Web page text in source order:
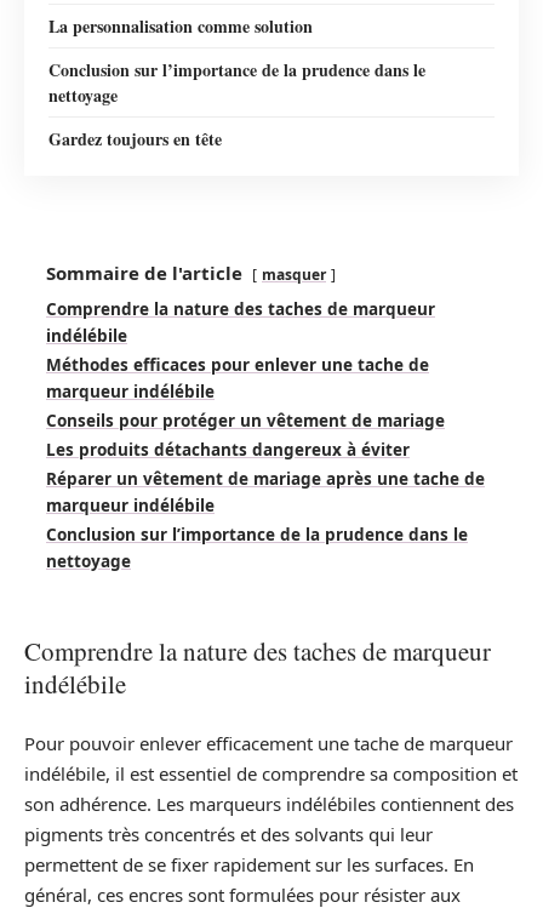
La personnalisation comme solution
Conclusion sur l’importance de la prudence dans le
nettoyage
Gardez toujours en tête
Sommaire de l'article masquer
Comprendre la nature des taches de marqueur
indélébile
Méthodes efficaces pour enlever une tache de
marqueur indélébile
Conseils pour protéger un vêtement de mariage
Les produits détachants dangereux à éviter
Réparer un vêtement de mariage après une tache de
marqueur indélébile
Conclusion sur l’importance de la prudence dans le
nettoyage
Comprendre la nature des taches de marqueur
indélébile
Pour pouvoir enlever efficacement une tache de marqueur
indélébile, il est essentiel de comprendre sa composition et
son adhérence. Les marqueurs indélébiles contiennent des
pigments très concentrés et des solvants qui leur
permettent de se fixer rapidement sur les surfaces. En
général, ces encres sont formulées pour résister aux